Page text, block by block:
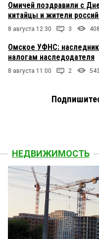
Омичей поздравили с
китайцы и жители
8 августа 12:30 3 408
Омское УФНС:
налогам наследодателя
8 августа 11:00 2 543
НЕДВИЖИМОСТЬ